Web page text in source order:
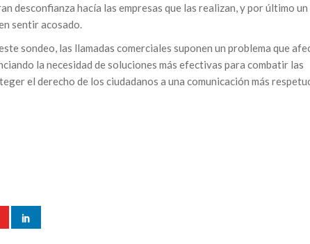
desconfianza hacía las empresas que las realizan, y por último un
sentir acosado.
sondeo, las llamadas comerciales suponen un problema que
la necesidad de soluciones más efectivas para combatir las
el derecho de los ciudadanos a una comunicación más